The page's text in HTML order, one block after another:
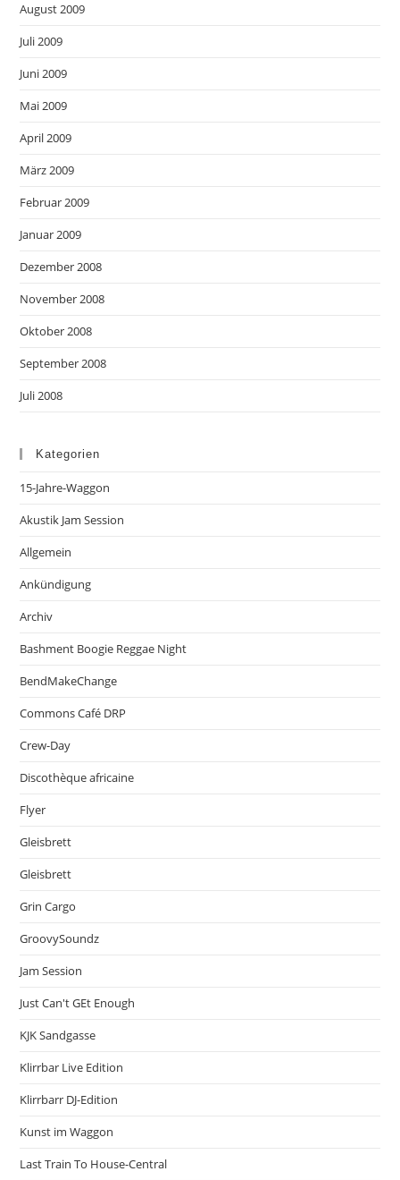
August 2009
Juli 2009
Juni 2009
Mai 2009
April 2009
März 2009
Februar 2009
Januar 2009
Dezember 2008
November 2008
Oktober 2008
September 2008
Juli 2008
Kategorien
15-Jahre-Waggon
Akustik Jam Session
Allgemein
Ankündigung
Archiv
Bashment Boogie Reggae Night
BendMakeChange
Commons Café DRP
Crew-Day
Discothèque africaine
Flyer
Gleisbrett
Gleisbrett
Grin Cargo
GroovySoundz
Jam Session
Just Can't GEt Enough
KJK Sandgasse
Klirrbar Live Edition
Klirrbarr DJ-Edition
Kunst im Waggon
Last Train To House-Central